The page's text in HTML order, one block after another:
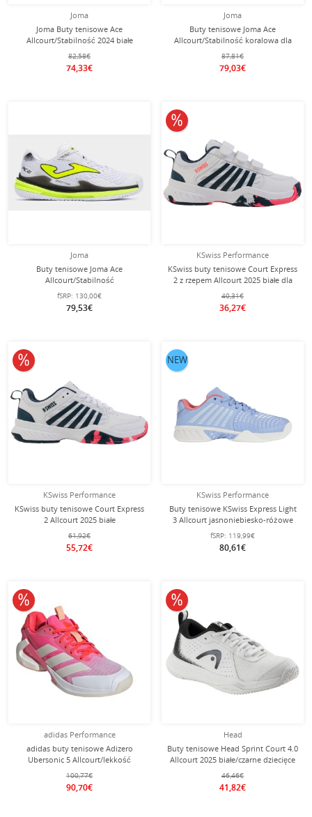
Joma
Joma Buty tenisowe Ace
Allcourt/Stabilność 2024 białe
Damskie
82,58€
74,33€
Joma
Buty tenisowe Joma Ace
Allcourt/Stabilność koralowa dla
kobiet
87,81€
79,03€
Joma
Buty tenisowe Joma Ace
Allcourt/Stabilność
białe/neonowożółte męskie
fSRP: 130,00€
79,53€
KSwiss Performance
KSwiss buty tenisowe Court Express
2 z rzepem Allcourt 2025 białe dla
dzieci
40,31€
36,27€
10% obniżone
KSwiss Performance
KSwiss buty tenisowe Court Express
2 Allcourt 2025 białe
dziecięce/juniorzy
61,92€
55,72€
10% obniżone
KSwiss Performance
Buty tenisowe KSwiss Express Light
3 Allcourt jasnoniebiesko-różowe
damskie
fSRP: 119,99€
80,61€
NEW
adidas Performance
adidas buty tenisowe Adizero
Ubersonic 5 Allcourt/lekkość
różowy/czerwony/biały damskie
100,77€
90,70€
10% obniżone
Head
Buty tenisowe Head Sprint Court 4.0
Allcourt 2025 białe/czarne dziecięce
46,46€
41,82€
10% obniżone